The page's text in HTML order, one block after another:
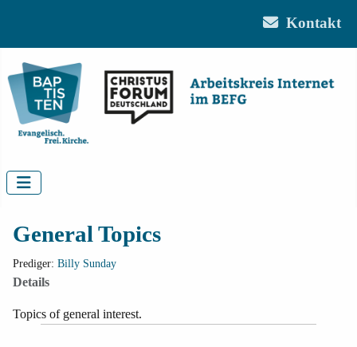
Kontakt
General Topics
Prediger: Billy Sunday
Details
Topics of general interest.